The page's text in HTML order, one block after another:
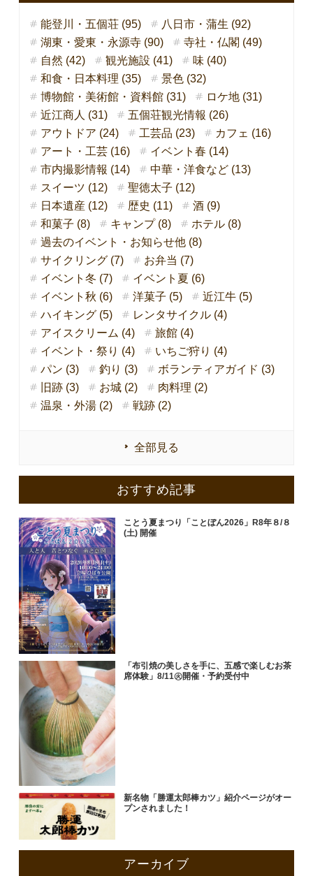
能登川・五個荘 (95)
八日市・蒲生 (92)
湖東・愛東・永源寺 (90)
寺社・仏閣 (49)
自然 (42)
観光施設 (41)
味 (40)
和食・日本料理 (35)
景色 (32)
博物館・美術館・資料館 (31)
ロケ地 (31)
近江商人 (31)
五個荘観光情報 (26)
アウトドア (24)
工芸品 (23)
カフェ (16)
アート・工芸 (16)
イベント春 (14)
市内撮影情報 (14)
中華・洋食など (13)
スイーツ (12)
聖徳太子 (12)
日本遺産 (12)
歴史 (11)
酒 (9)
和菓子 (8)
キャンプ (8)
ホテル (8)
過去のイベント・お知らせ他 (8)
サイクリング (7)
お弁当 (7)
イベント冬 (7)
イベント夏 (6)
イベント秋 (6)
洋菓子 (5)
近江牛 (5)
ハイキング (5)
レンタサイクル (4)
アイスクリーム (4)
旅館 (4)
イベント・祭り (4)
いちご狩り (4)
パン (3)
釣り (3)
ボランティアガイド (3)
旧跡 (3)
お城 (2)
肉料理 (2)
温泉・外湯 (2)
戦跡 (2)
全部見る
おすすめ記事
ことう夏まつり「ことぼん2026」R8年８/８
(土) 開催
「布引焼の美しさを手に、五感で楽しむお茶
席体験」8/11㊋開催・予約受付中
新名物「勝運太郎棒カツ」紹介ページがオー
プンされました！
アーカイブ